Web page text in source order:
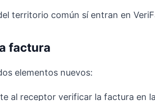
territorio común sí entran en
factura
elementos nuevos:
al receptor verificar la factura en